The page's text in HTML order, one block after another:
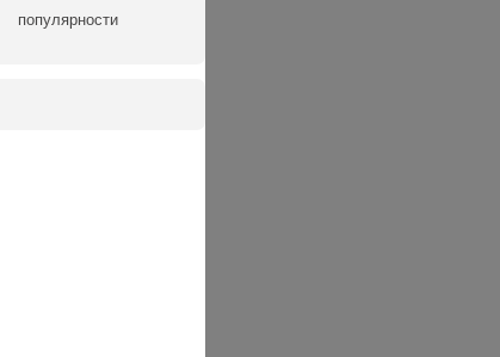
популярности